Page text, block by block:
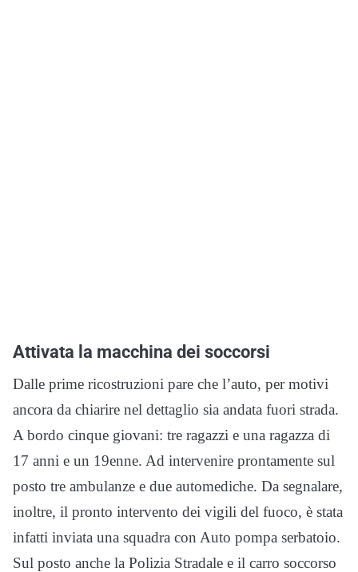
Attivata la macchina dei soccorsi
Dalle prime ricostruzioni pare che l’auto, per motivi
ancora da chiarire nel dettaglio sia andata fuori strada.
A bordo cinque giovani: tre ragazzi e una ragazza di
17 anni e un 19enne. Ad intervenire prontamente sul
posto tre ambulanze e due automediche. Da segnalare,
inoltre, il pronto intervento dei vigili del fuoco, è stata
infatti inviata una squadra con Auto pompa serbatoio.
Sul posto anche la Polizia Stradale e il carro soccorso